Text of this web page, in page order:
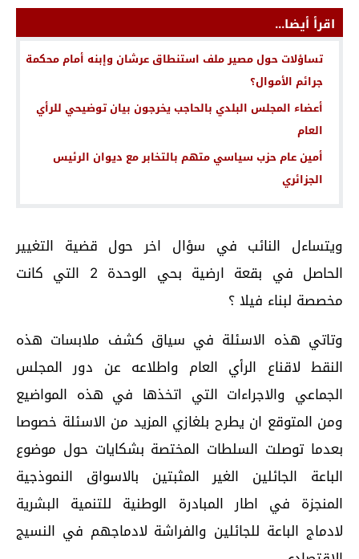
اقرأ أيضا...
تساؤلات حول مصير ملف استنطاق عرشان وإبنه أمام محكمة
جرائم الأموال؟
أعضاء المجلس البلدي بالحاجب يخرجون بيان توضيحي للرأي
العام
أمين عام حزب سياسي متهم بالتخابر مع ديوان الرئيس
الجزائري
ويتساءل النائب في سؤال اخر حول قضية التغيير
الحاصل في بقعة ارضية بحي الوحدة 2 التي كانت
مخصصة لبناء فيلا ؟
وتاتي هذه الاسئلة في سياق كشف ملابسات هذه
النقط لاقناع الرأي العام واطلاعه عن دور المجلس
الجماعي والاجراءات التي اتخذها في هذه المواضيع
ومن المتوقع ان يطرح بلغازي المزيد من الاسئلة خصوصا
بعدما توصلت السلطات المختصة بشكايات حول موضوع
الباعة الجائلين الغير المثبتين بالاسواق النموذجية
المنجزة في اطار المبادرة الوطنية للتنمية البشرية
لادماج الباعة للجائلين والفراشة لادماجهم في النسيج